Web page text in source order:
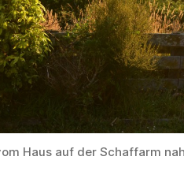
Haus auf der Schaffarm